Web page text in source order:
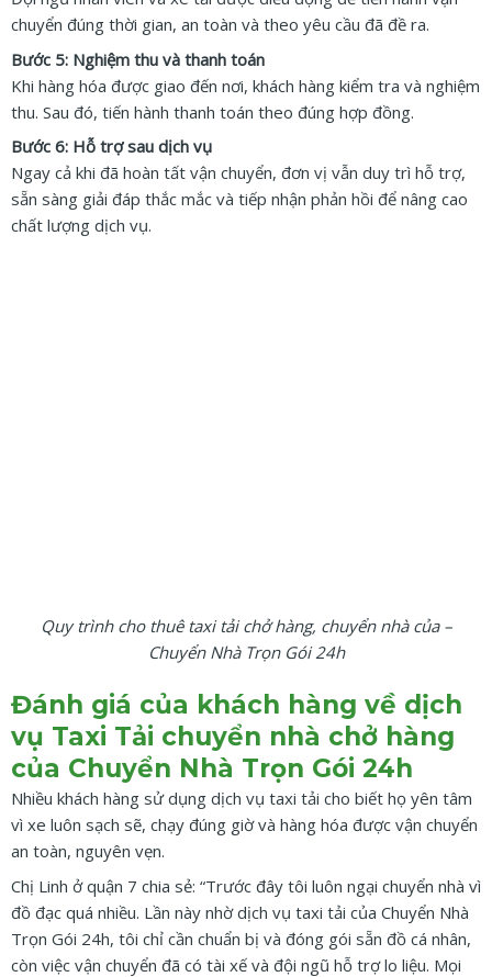
chuyển đúng thời gian, an toàn và theo yêu cầu đã đề ra.
Bước 5: Nghiệm thu và thanh toán
Khi hàng hóa được giao đến nơi, khách hàng kiểm tra và nghiệm
thu. Sau đó, tiến hành thanh toán theo đúng hợp đồng.
Bước 6: Hỗ trợ sau dịch vụ
Ngay cả khi đã hoàn tất vận chuyển, đơn vị vẫn duy trì hỗ trợ,
sẵn sàng giải đáp thắc mắc và tiếp nhận phản hồi để nâng cao
chất lượng dịch vụ.
Quy trình cho thuê taxi tải chở hàng, chuyển nhà của –
Chuyển Nhà Trọn Gói 24h
Đánh giá của khách hàng về dịch
vụ Taxi Tải chuyển nhà chở hàng
của Chuyển Nhà Trọn Gói 24h
Nhiều khách hàng sử dụng dịch vụ taxi tải cho biết họ yên tâm
vì xe luôn sạch sẽ, chạy đúng giờ và hàng hóa được vận chuyển
an toàn, nguyên vẹn.
Chị Linh ở quận 7 chia sẻ: “Trước đây tôi luôn ngại chuyển nhà vì
đồ đạc quá nhiều. Lần này nhờ dịch vụ taxi tải của Chuyển Nhà
Trọn Gói 24h, tôi chỉ cần chuẩn bị và đóng gói sẵn đồ cá nhân,
còn việc vận chuyển đã có tài xế và đội ngũ hỗ trợ lo liệu. Mọi